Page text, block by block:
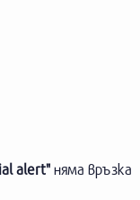
alert" няма връзка